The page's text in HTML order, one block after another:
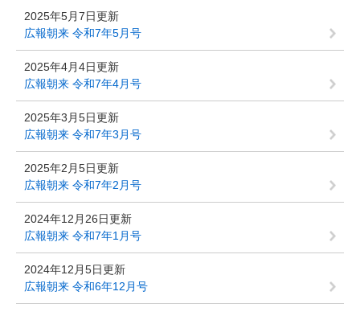
2025年5月7日更新
広報朝来 令和7年5月号
2025年4月4日更新
広報朝来 令和7年4月号
2025年3月5日更新
広報朝来 令和7年3月号
2025年2月5日更新
広報朝来 令和7年2月号
2024年12月26日更新
広報朝来 令和7年1月号
2024年12月5日更新
広報朝来 令和6年12月号